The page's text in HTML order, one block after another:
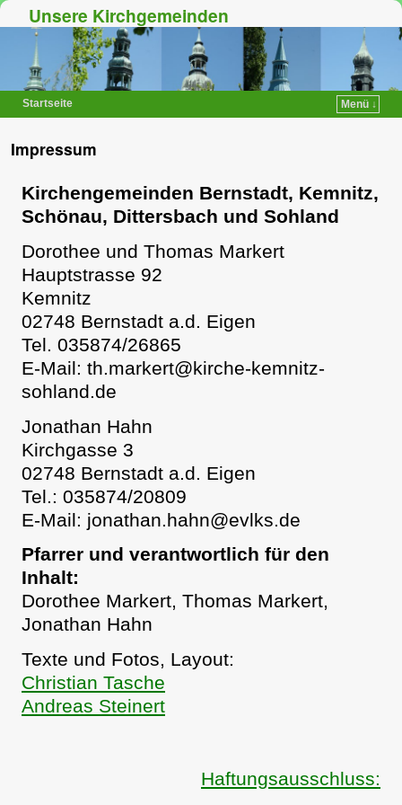
Unsere Kirchgemeinden
Startseite
Menü ↓
Impressum
Kirchengemeinden Bernstadt, Kemnitz,
Schönau, Dittersbach und Sohland
Dorothee und Thomas Markert
Hauptstrasse 92
Kemnitz
02748 Bernstadt a.d. Eigen
Tel. 035874/26865
E-Mail: th.markert@kirche-kemnitz-
sohland.de
Jonathan Hahn
Kirchgasse 3
02748 Bernstadt a.d. Eigen
Tel.: 035874/20809
E-Mail: jonathan.hahn@evlks.de
Pfarrer und verantwortlich für den
Inhalt:
Dorothee Markert, Thomas Markert,
Jonathan Hahn
Texte und Fotos, Layout:
Christian Tasche
Andreas Steinert
Haftungsausschluss: